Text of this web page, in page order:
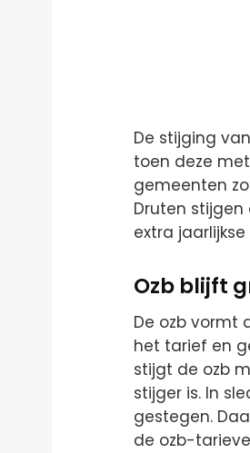
De stijging
toen deze
gemeenten
Druten stijgen
extra
Ozb blijft
De ozb vormt
het tarief en
stijgt de ozb
stijger is. In
gestegen.
de ozb-